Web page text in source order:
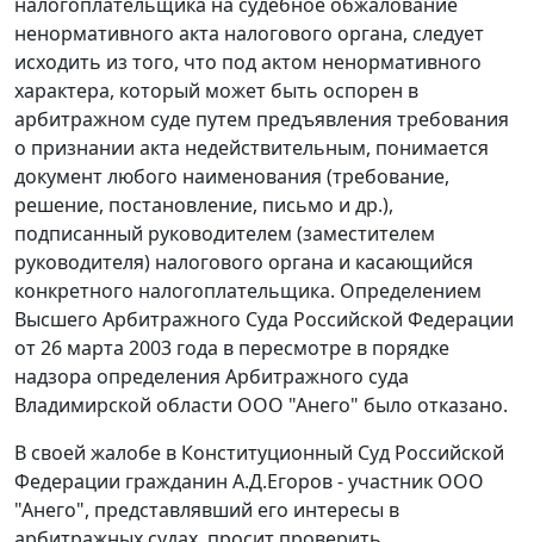
налогоплательщика на судебное обжалование
ненормативного акта налогового органа, следует
исходить из того, что под актом ненормативного
характера, который может быть оспорен в
арбитражном суде путем предъявления требования
о признании акта недействительным, понимается
документ любого наименования (требование,
решение, постановление, письмо и др.),
подписанный руководителем (заместителем
руководителя) налогового органа и касающийся
конкретного налогоплательщика. Определением
Высшего Арбитражного Суда Российской Федерации
от 26 марта 2003 года в пересмотре в порядке
надзора определения Арбитражного суда
Владимирской области ООО "Анего" было отказано.
В своей жалобе в Конституционный Суд Российской
Федерации гражданин А.Д.Егоров - участник ООО
"Анего", представлявший его интересы в